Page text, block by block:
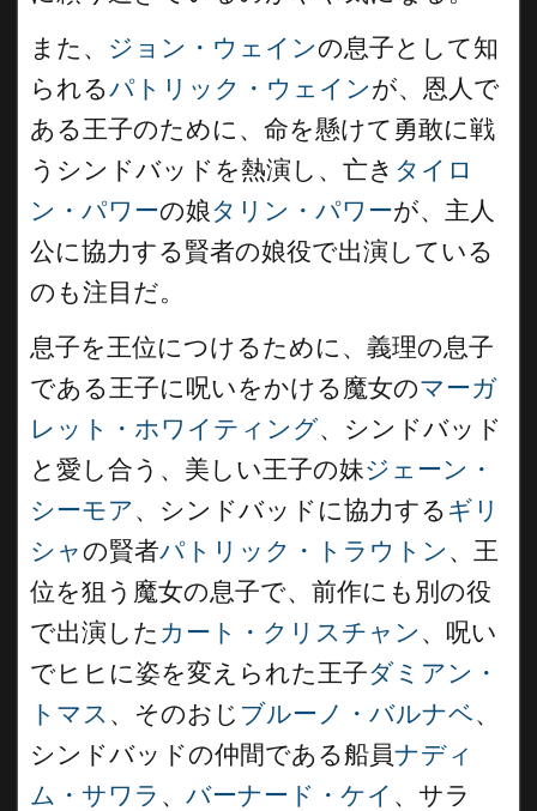
また、 ジョン・ウェインの息子として知
られるパトリック・ウェインが、恩人で
ある王子のために、命を懸けて勇敢に戦
うシンドバッドを熱演し、亡き タイロ
ン・パワーの娘タリン・パワーが、主人
公に協力する賢者の娘役で出演している
のも注目だ。
息子を王位につけるために、義理の息子
である王子に呪いをかける魔女のマーガ
レット・ホワイティング、シンドバッド
と愛し合う、美しい王子の妹ジェーン・
シーモア、シンドバッドに協力する ギリ
シャの賢者パトリック・トラウトン 、王
位を狙う魔女の息子で、前作にも別の役
で出演した カート・クリスチャン 、呪い
でヒヒに姿を変えられた王子ダミアン・
トマス 、そのおじ ブルーノ・バルナベ、
シンドバッドの仲間である船員ナディ
ム・サワラ 、 バーナード・ケイ 、サラ